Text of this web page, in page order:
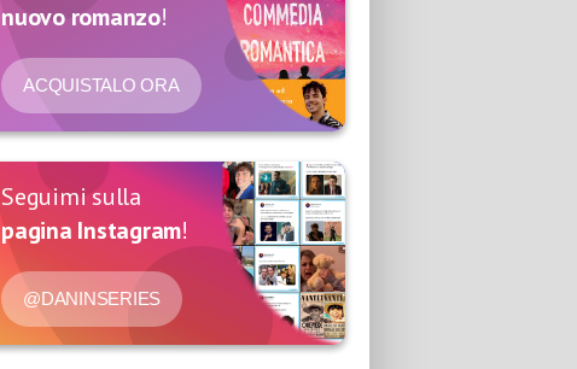
nuovo romanzo!
ACQUISTALO ORA
Seguimi sulla
pagina Instagram!
@DANINSERIES